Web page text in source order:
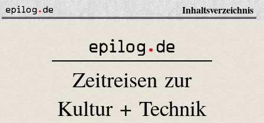
Inhaltsverzeichnis
Zeitreisen zur
Kultur + Technik